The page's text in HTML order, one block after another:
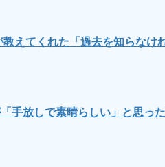
えてくれた「過去を知らなけ
放しで素晴らしい」と思っ